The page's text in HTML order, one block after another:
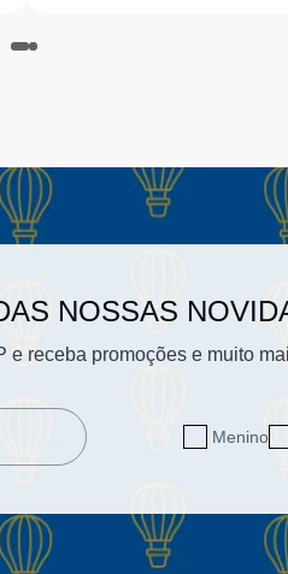
NOSSAS
e receba promoções e muito
Menino